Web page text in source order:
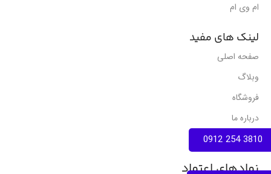
3810 254 0912
ام وی ام
لینک های مفید
صفحه اصلی
وبلاگ
فروشگاه
درباره ما
تماس با ما
نمادهای اعتماد